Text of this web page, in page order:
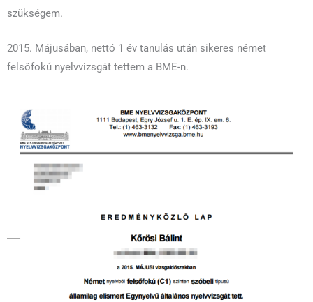
szükségem.
2015. Májusában, nettó 1 év tanulás után sikeres német
felsőfokú nyelvvizsgát tettem a BME-n.